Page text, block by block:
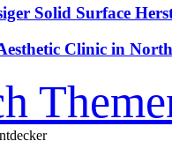
Solid Surface
Clinic in